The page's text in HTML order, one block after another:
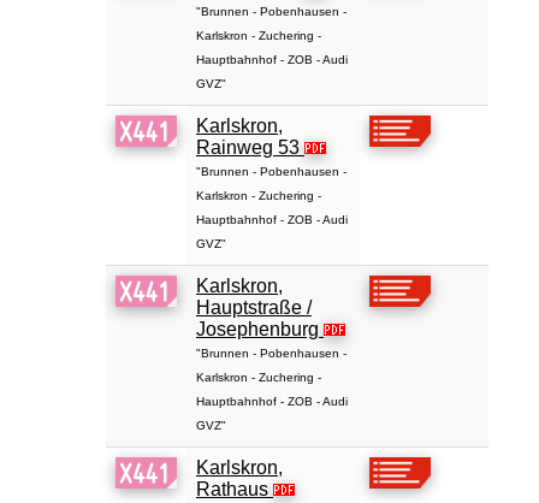
"Brunnen - Pobenhausen -
Karlskron - Zuchering -
Hauptbahnhof - ZOB - Audi
GVZ"
Karlskron,
Rainweg 53
"Brunnen - Pobenhausen -
Karlskron - Zuchering -
Hauptbahnhof - ZOB - Audi
GVZ"
Karlskron,
Hauptstraße /
Josephenburg
"Brunnen - Pobenhausen -
Karlskron - Zuchering -
Hauptbahnhof - ZOB - Audi
GVZ"
Karlskron,
Rathaus